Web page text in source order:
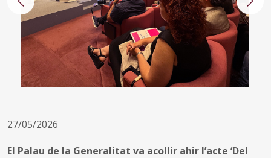
Anterior
27/05/2026
El Palau de la Generalitat va acollir ahir l’acte ‘Del